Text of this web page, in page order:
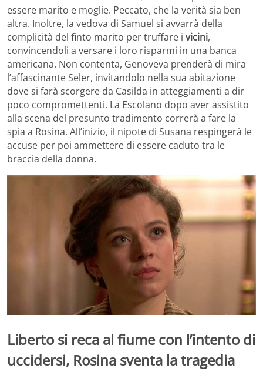
essere marito e moglie. Peccato, che la verità sia ben
altra. Inoltre, la vedova di Samuel si avvarrà della
complicità del finto marito per truffare i vicini,
convincendoli a versare i loro risparmi in una banca
americana. Non contenta, Genoveva prenderà di mira
l’affascinante Seler, invitandolo nella sua abitazione
dove si farà scorgere da Casilda in atteggiamenti a dir
poco compromettenti. La Escolano dopo aver assistito
alla scena del presunto tradimento correrà a fare la
spia a Rosina. All’inizio, il nipote di Susana respingerà le
accuse per poi ammettere di essere caduto tra le
braccia della donna.
Liberto si reca al fiume con l’intento di
uccidersi, Rosina sventa la tragedia